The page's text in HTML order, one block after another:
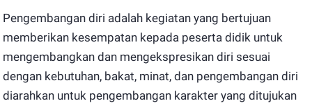
Pengembangan diri adalah kegiatan yang bertujuan
memberikan kesempatan kepada peserta didik untuk
mengembangkan dan mengekspresikan diri sesuai
dengan kebutuhan, bakat, minat, dan pengembangan diri
diarahkan untuk pengembangan karakter yang ditujukan